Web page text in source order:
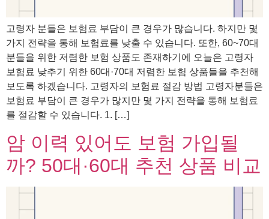
고령자 분들은 보험료 부담이 큰 경우가 많습니다. 하지만 몇
가지 전략을 통해 보험료를 낮출 수 있습니다. 또한, 60~70대
분들을 위한 저렴한 보험 상품도 존재하기에 오늘은 고령자
보험료 낮추기 위한 60대·70대 저렴한 보험 상품들을 추천해
보도록 하겠습니다. 고령자의 보험료 절감 방법 고령자분들은
보험료 부담이 큰 경우가 많지만 몇 가지 전략을 통해 보험료
를 절감할 수 있습니다. 1. […]
암 이력 있어도 보험 가입될
까? 50대·60대 추천 상품 비교